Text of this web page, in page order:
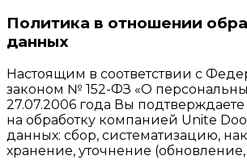
Политика в отношении
данных
Настоящим в соответствии с
законом № 152-ФЗ «О
27.07.2006 года Вы подтверждаете
на обработку компанией Unite
данных: сбор, систематизацию,
хранение, уточнение